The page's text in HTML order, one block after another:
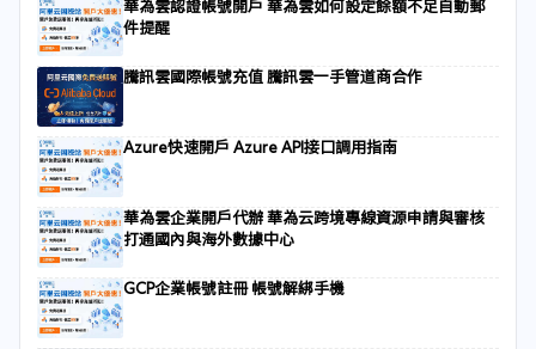
華為雲認證帳號開戶 華為雲如何設定餘額不足自動郵
件提醒
騰訊雲國際帳號充值 騰訊雲一手管道商合作
Azure快速開戶 Azure API接口調用指南
華為雲企業開戶代辦 華為云跨境專線資源申請與審核
打通國內與海外數據中心
GCP企業帳號註冊 帳號解綁手機